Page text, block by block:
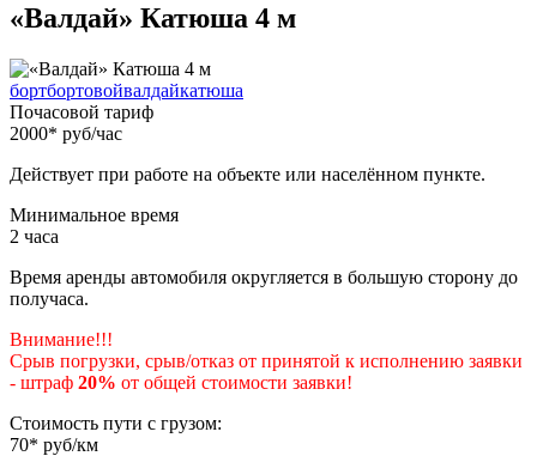
«Валдай» Катюша 4 м
бортбортовойвалдайкатюша
Почасовой тариф
2000* руб/час
Действует при работе на объекте или населённом пункте.
Минимальное время
2 часа
Время аренды автомобиля округляется в большую сторону до
получаса.
Внимание!!!
Срыв погрузки, срыв/отказ от принятой к исполнению заявки
- штраф 20% от общей стоимости заявки!
Стоимость пути с грузом:
70* руб/км